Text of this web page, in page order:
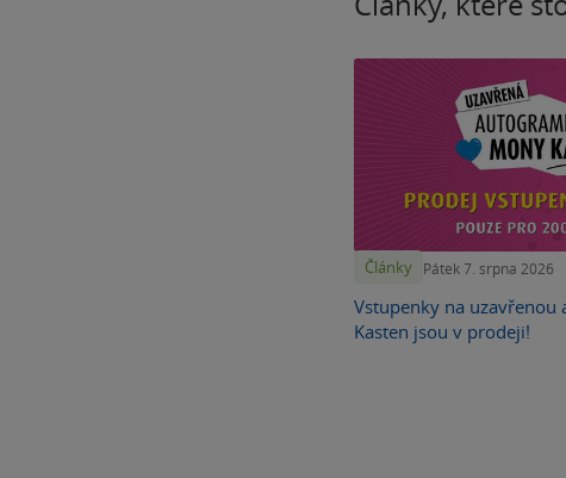
Články Pátek 7. srpna 2026
Vstupenky na
Kasten jsou v prodeji!